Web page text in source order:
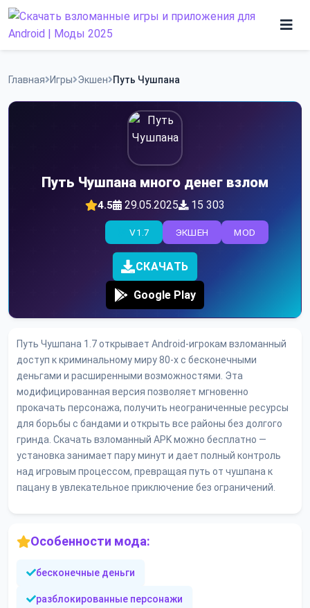
Skip
Программы
Главная Игры Экшен Путь Чушпана
Путь Чушпана много денег взлом
4.5 29.05.2025 15 303
MOD
ЭКШЕН
V1.7
СКАЧАТЬ
Google Play
Путь Чушпана 1.7 открывает Android-игрокам взломанный
доступ к криминальному миру 80-х с бесконечными
деньгами и расширенными возможностями. Эта
модифицированная версия позволяет мгновенно
прокачать персонажа, получить неограниченные ресурсы
для борьбы с бандами и открыть все районы без долгого
гринда. Скачать взломанный APK можно бесплатно —
установка занимает пару минут и дает полный контроль
над игровым процессом, превращая путь от чушпана к
пацану в увлекательное приключение без ограничений.
Особенности мода:
бесконечные деньги
разблокированные персонажи